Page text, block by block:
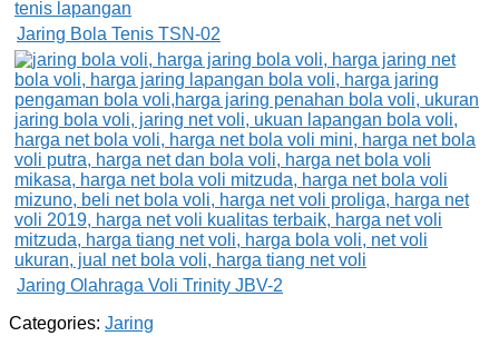
Jaring Bola Tenis TSN-02
Jaring Olahraga Voli Trinity JBV-2
Categories: Jaring